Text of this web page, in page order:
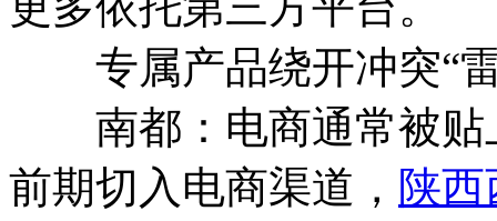
专属产品绕开冲突“
南都：电商通常被贴
前期切入电商渠道， 陕